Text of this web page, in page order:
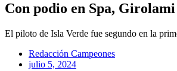
Con podio en Spa,
El piloto de Isla Verde fue segundo en la
Redacción Campeones
julio 5, 2024